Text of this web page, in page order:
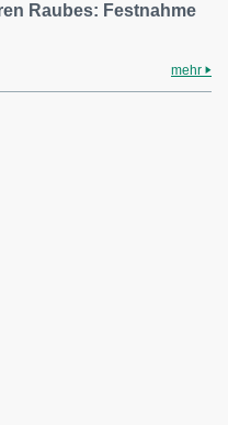
Raubes: Festnahme
mehr